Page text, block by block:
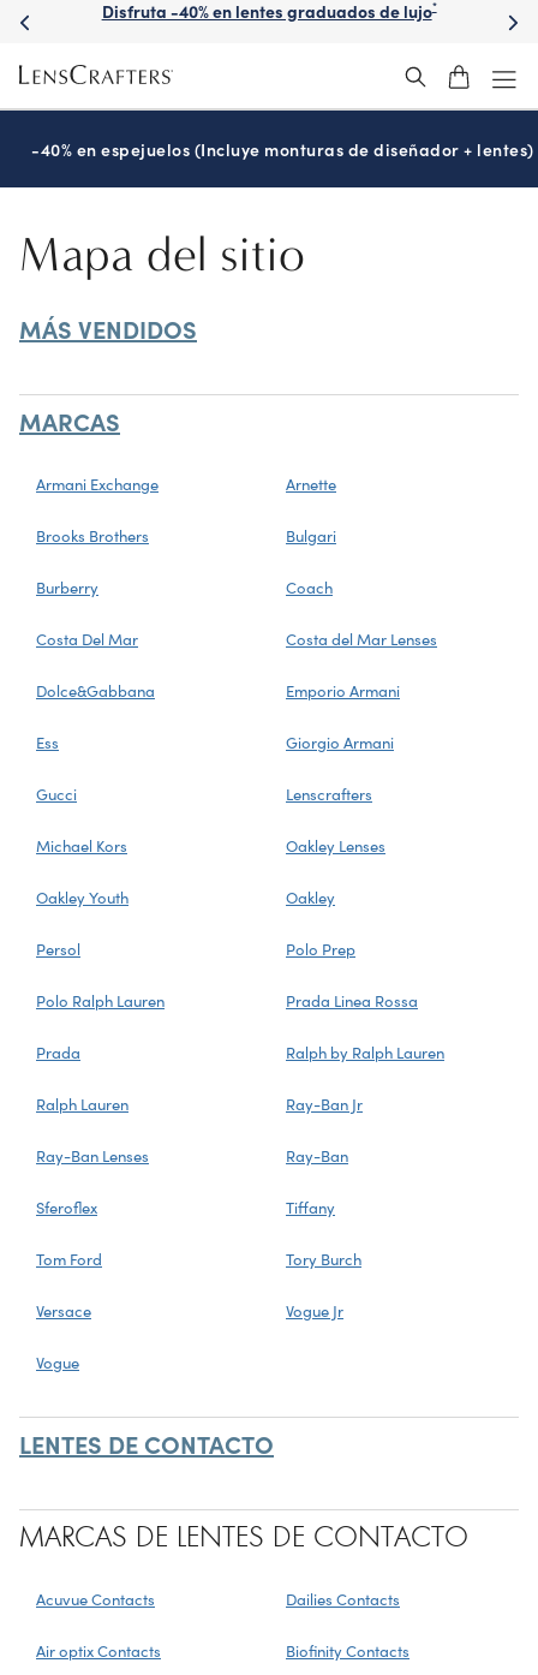
Skip
content
Disfruta -40% en lentes graduados de lujo*
-40% en espejuelos (Incluye monturas de diseñador + lentes)
Mapa del sitio
MÁS VENDIDOS
MARCAS
Armani Exchange Arnette
Brooks Brothers Bulgari
Burberry Coach
Costa Del Mar Costa del Mar Lenses
Dolce&Gabbana Emporio Armani
Ess Giorgio Armani
Gucci Lenscrafters
Michael Kors Oakley Lenses
Oakley Youth Oakley
Persol Polo Prep
Polo Ralph Lauren Prada Linea Rossa
Prada Ralph by Ralph Lauren
Ralph Lauren Ray-Ban Jr
Ray-Ban Lenses Ray-Ban
Sferoflex Tiffany
Tom Ford Tory Burch
Versace Vogue Jr
Vogue
LENTES DE CONTACTO
MARCAS DE LENTES DE CONTACTO
Acuvue Contacts Dailies Contacts
Air optix Contacts Biofinity Contacts